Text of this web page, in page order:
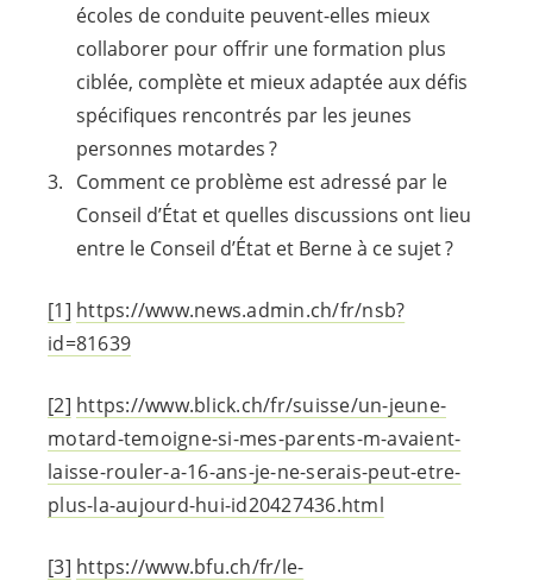
écoles de conduite peuvent-elles mieux
collaborer pour offrir une formation plus
ciblée, complète et mieux adaptée aux défis
spécifiques rencontrés par les jeunes
personnes motardes ?
Comment ce problème est adressé par le
Conseil d’État et quelles discussions ont lieu
entre le Conseil d’État et Berne à ce sujet ?
[1] https://www.news.admin.ch/fr/nsb?
id=81639
[2] https://www.blick.ch/fr/suisse/un-jeune-
motard-temoigne-si-mes-parents-m-avaient-
laisse-rouler-a-16-ans-je-ne-serais-peut-etre-
plus-la-aujourd-hui-id20427436.html
[3] https://www.bfu.ch/fr/le-